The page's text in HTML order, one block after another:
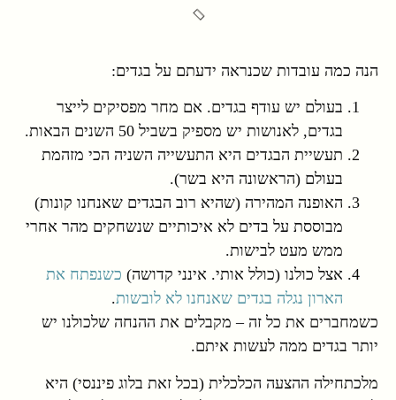
הנה כמה עובדות שכנראה ידעתם על בגדים:
בעולם יש עודף בגדים. אם מחר מפסיקים לייצר
בגדים, לאנושות יש מספיק בשביל 50 השנים הבאות.
תעשיית הבגדים היא התעשייה השניה הכי מזהמת
בעולם (הראשונה היא בשר).
האופנה המהירה (שהיא רוב הבגדים שאנחנו קונות)
מבוססת על בדים לא איכותיים שנשחקים מהר אחרי
ממש מעט לבישות.
אצל כולנו (כולל אותי. אינני קדושה) כשנפתח את
הארון נגלה בגדים שאנחנו לא לובשות.
כשמחברים את כל זה – מקבלים את ההנחה שלכולנו יש
יותר בגדים ממה לעשות איתם.
מלכתחילה ההצעה הכלכלית (בכל זאת בלוג פיננסי) היא